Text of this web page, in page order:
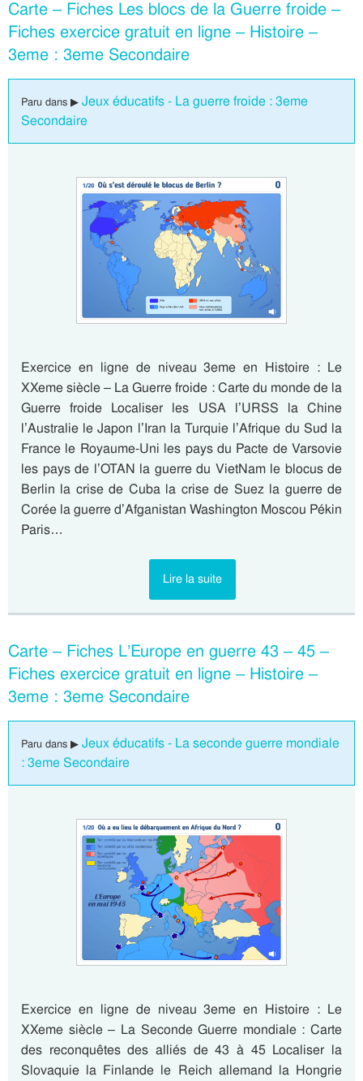
Carte – Fiches Les blocs de la Guerre froide –
Fiches exercice gratuit en ligne – Histoire –
3eme : 3eme Secondaire
Paru dans ▶ Jeux éducatifs - La guerre froide : 3eme
Secondaire
Exercice en ligne de niveau 3eme en Histoire : Le
XXeme siècle – La Guerre froide : Carte du monde de la
Guerre froide Localiser les USA l’URSS la Chine
l’Australie le Japon l’Iran la Turquie l’Afrique du Sud la
France le Royaume-Uni les pays du Pacte de Varsovie
les pays de l’OTAN la guerre du VietNam le blocus de
Berlin la crise de Cuba la crise de Suez la guerre de
Corée la guerre d’Afganistan Washington Moscou Pékin
Paris…
Lire la suite
Carte – Fiches L’Europe en guerre 43 – 45 –
Fiches exercice gratuit en ligne – Histoire –
3eme : 3eme Secondaire
Paru dans ▶ Jeux éducatifs - La seconde guerre mondiale
: 3eme Secondaire
Exercice en ligne de niveau 3eme en Histoire : Le
XXeme siècle – La Seconde Guerre mondiale : Carte
des reconquêtes des alliés de 43 à 45 Localiser la
Slovaquie la Finlande le Reich allemand la Hongrie